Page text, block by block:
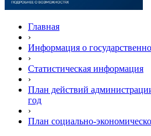
Главная
›
Информация о
›
Статистическая информация
›
План действий
год
›
План социально-